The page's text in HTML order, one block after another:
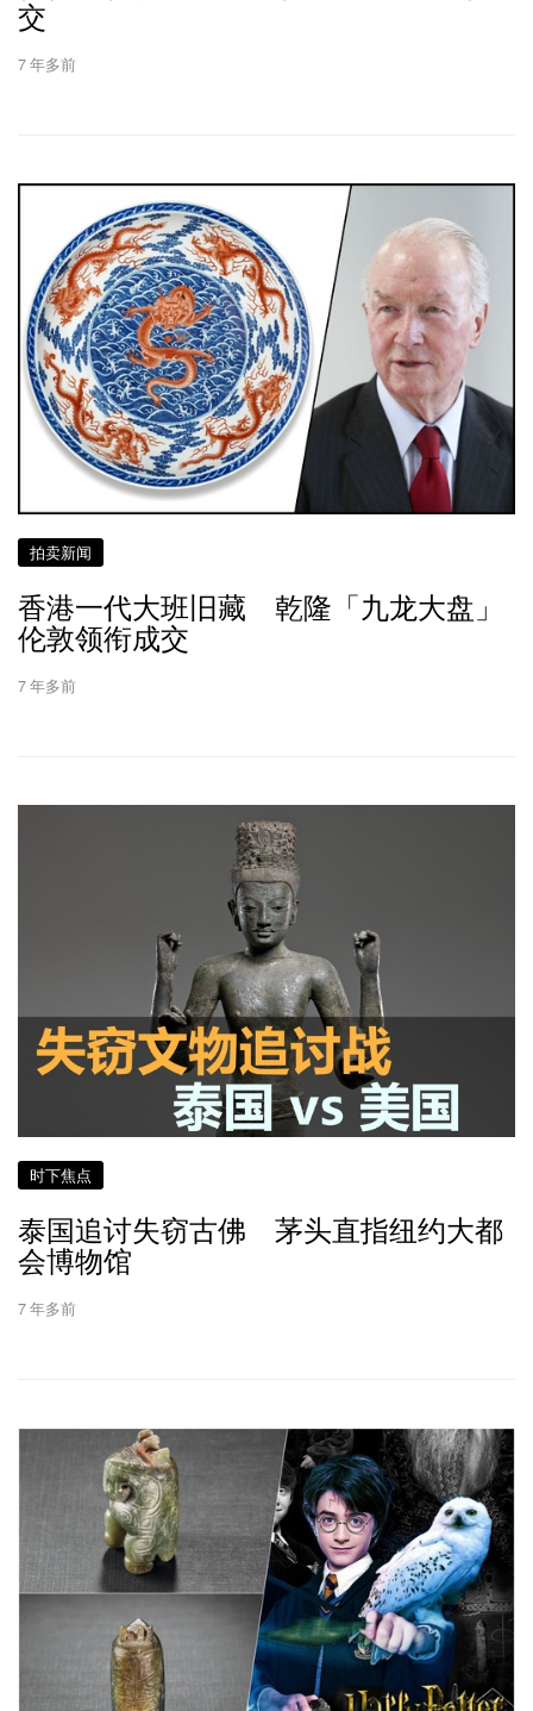
交
7 年多前
拍卖新闻
香港一代大班旧藏 乾隆「九龙大盘」
伦敦领衔成交
7 年多前
时下焦点
泰国追讨失窃古佛 茅头直指纽约大都
会博物馆
7 年多前